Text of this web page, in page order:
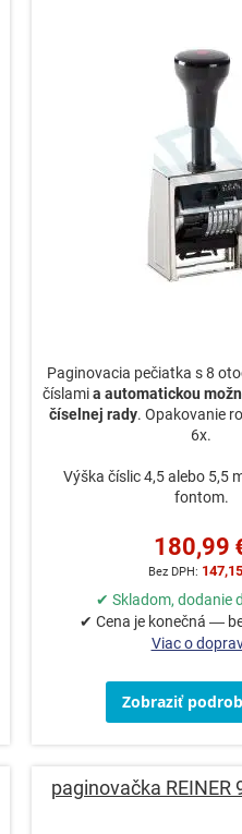
Paginovacia pečiatka s 8
číslamia automatickou
číselnej rady. Opakovanie
6x.
Výška číslic 4,5 alebo 5,5
fontom.
180,99
✔ Skladom, dodanie
✔ Cena je konečná —
Viac o
Zobraziť
paginovačka REINER